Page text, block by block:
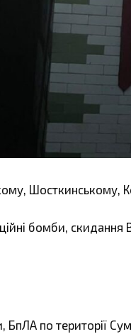
Шосткинському,
бомби,
по території